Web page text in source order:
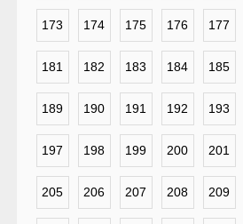
173 174 175 176 177
181 182 183 184 185
189 190 191 192 193
197 198 199 200 201
205 206 207 208 209